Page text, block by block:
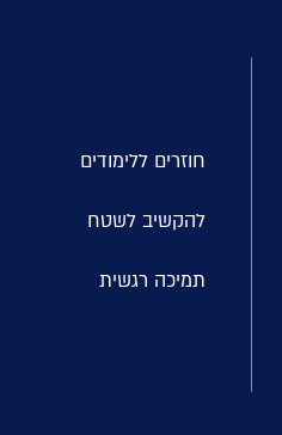
חוזרים ללימודים
להקשיב לשטח
תמיכה רגשית